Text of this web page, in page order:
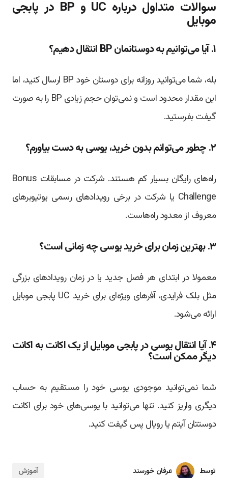
سوالات متداول درباره UC و BP در پابجی
موبایل
۱. آیا می‌توانیم به دوستانمان BP انتقال دهیم؟
بله، شما می‌توانید روزانه برای دوستان خود BP ارسال کنید، اما
این مقدار محدود است و نمی‌توان حجم زیادی BP را به صورت
گیفت بفرستید.
۲. چطور می‌توانم بدون خرید، یوسی به دست بیاورم؟
راه‌های رایگان بسیار کم هستند. شرکت در مسابقات Bonus
Challenge یا شرکت در برخی رویدادهای رسمی یوتیوبرهای
معروف از معدود راه‌هاست.
۳. بهترین زمان برای خرید یوسی چه زمانی است؟
معمولا در ابتدای هر فصل جدید یا در زمان رویدادهای بزرگی
مثل بلک فرایدی، آفرهای ویژه‌ای برای خرید UC پابجی موبایل
ارائه می‌شود.
۴. آیا انتقال یوسی در پابجی موبایل از یک اکانت به اکانت
دیگر ممکن است؟
شما نمی‌توانید موجودی یوسی خود را مستقیم به حساب
دیگری واریز کنید. تنها می‌توانید با یوسی‌های خود برای اکانت
دوستتان آیتم یا رویال پس گیفت کنید.
توسط
عرفان خورسند
آموزش